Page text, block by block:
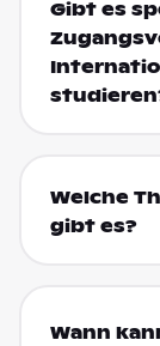
Gibt es
Welche
gibt es?
Wann